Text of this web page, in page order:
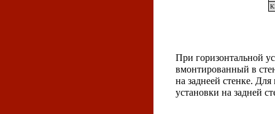
При горизонтальной
вмонтированный в
на заднеей стенке.
установки на задней